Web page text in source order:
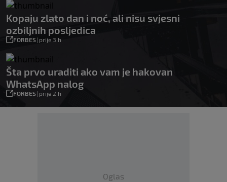
Kopaju zlato dan i noć, ali nisu svjesni
ozbiljnih posljedica
FORBES| prije 3 h
Šta prvo uraditi ako vam je hakovan
WhatsApp nalog
FORBES| prije 2 h
Oglas